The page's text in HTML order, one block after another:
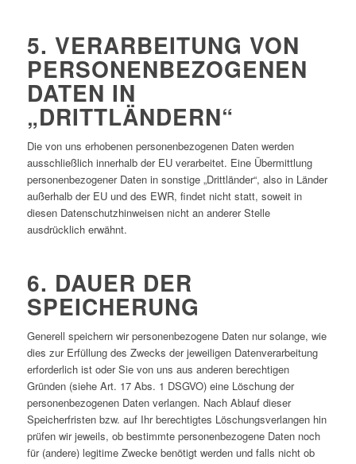
5. VERARBEITUNG VON
PERSONENBEZOGENEN
DATEN IN
„DRITTLÄNDERN“
Die von uns erhobenen personenbezogenen Daten werden
ausschließlich innerhalb der EU verarbeitet. Eine Übermittlung
personenbezogener Daten in sonstige „Drittländer“, also in Länder
außerhalb der EU und des EWR, findet nicht statt, soweit in
diesen Datenschutzhinweisen nicht an anderer Stelle
ausdrücklich erwähnt.
6. DAUER DER
SPEICHERUNG
Generell speichern wir personenbezogene Daten nur solange, wie
dies zur Erfüllung des Zwecks der jeweiligen Datenverarbeitung
erforderlich ist oder Sie von uns aus anderen berechtigen
Gründen (siehe Art. 17 Abs. 1 DSGVO) eine Löschung der
personenbezogenen Daten verlangen. Nach Ablauf dieser
Speicherfristen bzw. auf Ihr berechtigtes Löschungsverlangen hin
prüfen wir jeweils, ob bestimmte personenbezogene Daten noch
für (andere) legitime Zwecke benötigt werden und falls nicht ob